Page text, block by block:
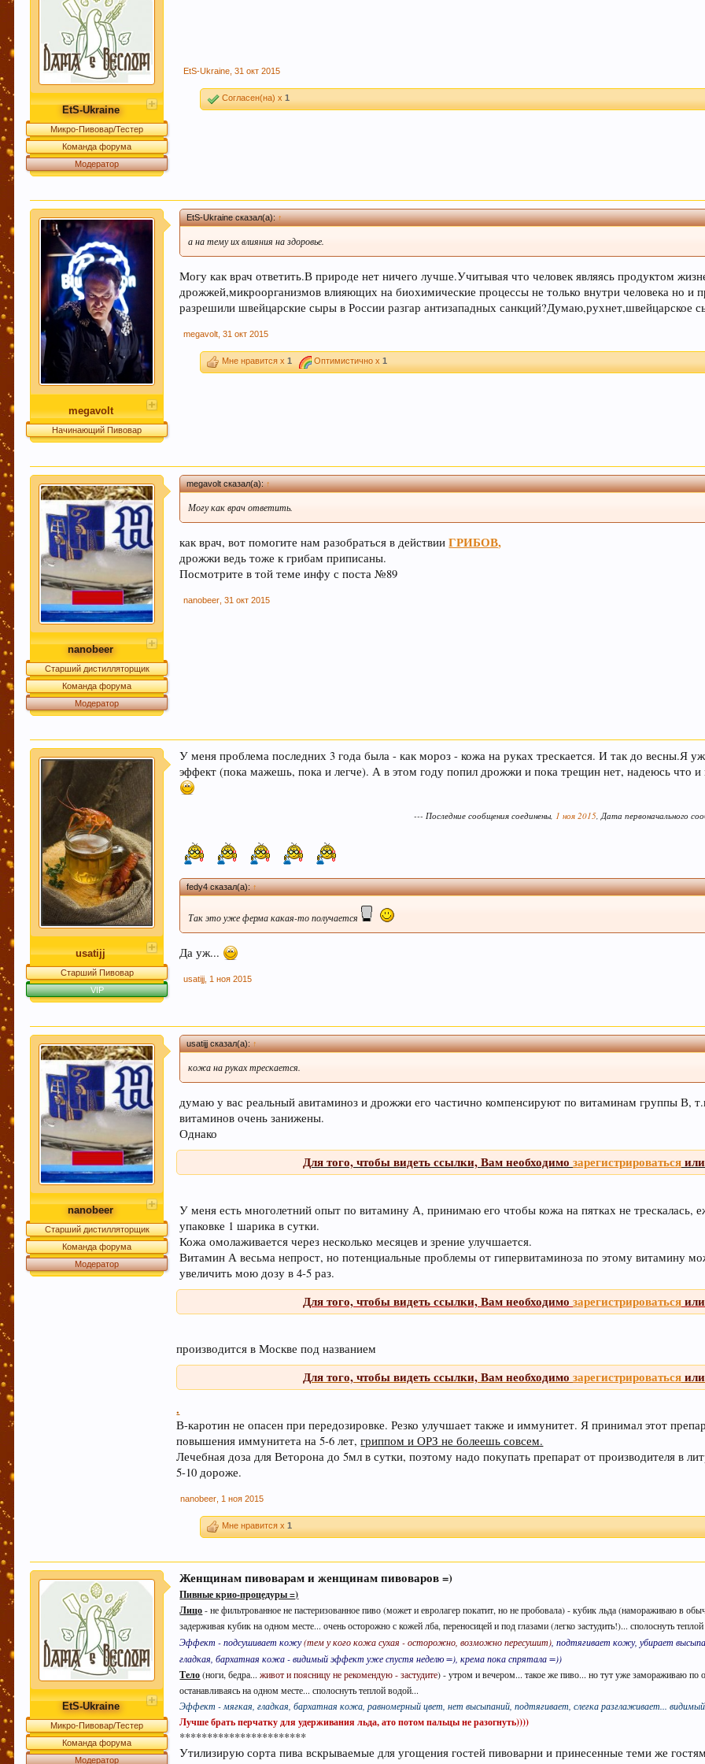
Этот сайт использует файлы cookie. Продолжая пользоваться данным сайтом, Вы соглашаетесь на
больше.
EtS-Ukraine
Микро-Пивовар/Тестер
Команда форума
Модератор
EtS-Ukraine 31 окт 2015
Согласен(на) x1
megavolt
Начинающий Пивовар
EtS-Ukraine сказал(а):↑
а на тему их влияния на здоровье.
Могу как врач ответить.В природе нет ничего лучше.Учитывая что человек являясь продуктом
дрожжей,микроорганизмов влияющих на биохимические процессы не только внутри человека но и
разрешили швейцарские сыры в России разгар антизападных санкций?Думаю,рухнет,швейцарское
megavolt 31 окт 2015
Мне нравится x1 Оптимистично x1
nanobeer
Старший дистилляторщик
Команда форума
Модератор
megavolt сказал(а):↑
Могу как врач ответить.
как врач, вот помогите нам разобраться в действииГРИБОВ,
дрожжи ведь тоже к грибам приписаны.
Посмотрите в той теме инфу с поста №89
nanobeer 31 окт 2015
usatijj
Старший Пивовар
VIP
У меня проблема последних 3 года была - как мороз - кожа на руках трескается. И так до весны.Я
эффект (пока мажешь, пока и легче). А в этом году попил дрожжи и пока трещин нет, надеюсь что и
--- Последние сообщения соединены, 1 ноя 2015 , Дата первоначального
fedy4 сказал(а):↑
Так это уже ферма какая-то получается
Да уж...
usatijj 1 ноя 2015
nanobeer
Старший дистилляторщик
Команда форума
Модератор
usatijj сказал(а):↑
кожа на руках трескается.
думаю у вас реальный авитаминоз и дрожжи его частично компенсируют по витаминам группы В,
витаминов очень занижены.
Однако
Для того, чтобы видеть ссылки, Вам необходимо зарегистрироваться
У меня есть многолетний опыт по витамину А, принимаю его чтобы кожа на пятках не трескалась,
упаковке 1 шарика в сутки.
Кожа омолаживается через несколько месяцев и зрение улучшается.
Витамин А весьма непрост, но потенциальные проблемы от гипервитаминоза по этому витамину
увеличить мою дозу в 4-5 раз.
Для того, чтобы видеть ссылки, Вам необходимо зарегистрироваться
производится в Москве под названием
Для того, чтобы видеть ссылки, Вам необходимо зарегистрироваться
.
В-каротин не опасен при передозировке. Резко улучшает также и иммунитет. Я принимал этот
повышения иммунитета на 5-6 лет,гриппом и ОРЗ не болеешь совсем.
Лечебная доза для Веторона до 5мл в сутки, поэтому надо покупать препарат от производителя в
5-10 дороже.
nanobeer 1 ноя 2015
Мне нравится x1
EtS-Ukraine
Микро-Пивовар/Тестер
Команда форума
Модератор
Женщинам пивоварам и женщинам пивоваров =)
Пивные крио-процедуры =)
Лицо - не фильтрованное не пастеризованное пиво (может и евролагер покатит, но не пробовала) - кубик льда (намораживаю в
задерживая кубик на одном месте... очень осторожно с кожей лба, переносицей и под глазами (легко застудить!)... сполоснуть
Эффект - подсушивает кожу(тем у кого кожа сухая - осторожно, возможно пересушит) , подтягивает кожу, убирает
гладкая, бархатная кожа - видимый эффект уже спустя неделю =), крема пока спрятала =))
Тело(ноги, бедра...живот и поясницу не рекомендую - застудите) - утром и вечером... такое же пиво... но тут уже замораживаю
останавливаясь на одном месте... сполоснуть теплой водой...
Эффект - мягкая, гладкая, бархатная кожа, равномерный цвет, нет высыпаний, подтягивает, слегка разглаживает...
Лучше брать перчатку для удерживания льда, ато потом пальцы не разогнуть))))
***********************
Утилизирую сорта пива вскрываемые для угощения гостей пивоварни и принесенные теми же